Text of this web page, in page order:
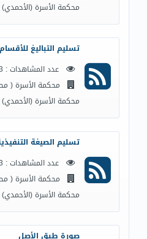
محكمة الأسرة
تسليم التباليغ
عدد المشاهدات : 3093
محكمة الأسرة (
محكمة الأسرة
تسليم الصيغة
عدد المشاهدات : 4273
محكمة الأسرة (
محكمة الأسرة
صورة طبق الأصل